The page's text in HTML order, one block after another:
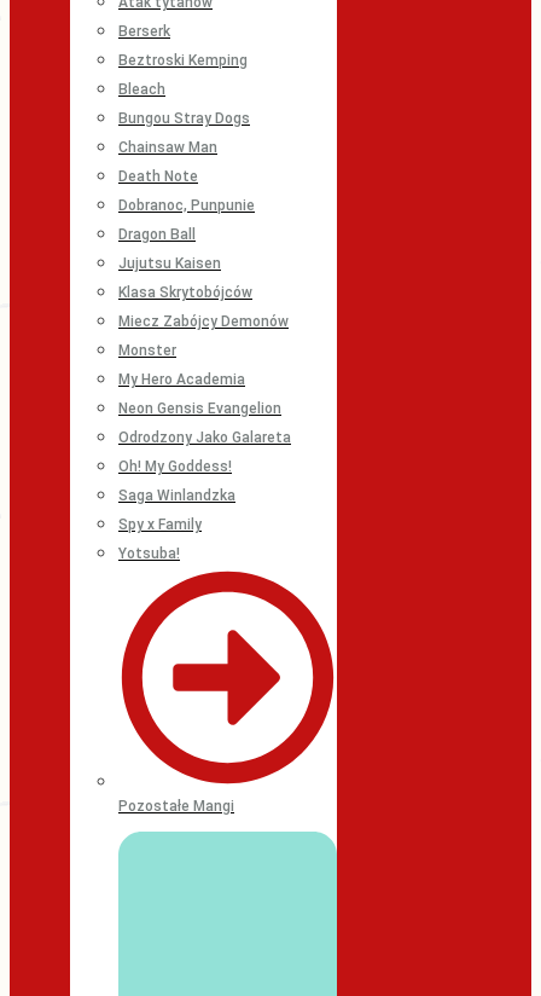
Berserk
Beztroski Kemping
Bleach
Bungou Stray Dogs
Chainsaw Man
Death Note
Dobranoc, Punpunie
Dragon Ball
Jujutsu Kaisen
Klasa Skrytobójców
Miecz Zabójcy Demonów
Monster
My Hero Academia
Neon Gensis Evangelion
Odrodzony Jako Galareta
Oh! My Goddess!
Saga Winlandzka
Spy x Family
Yotsuba!
Pozostałe Mangi